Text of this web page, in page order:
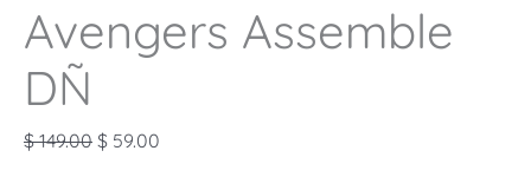
Avengers Assemble
DÑ
$149.00 $ 59.00